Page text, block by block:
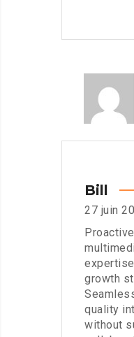
Bill
27 juin
growth
quality
without